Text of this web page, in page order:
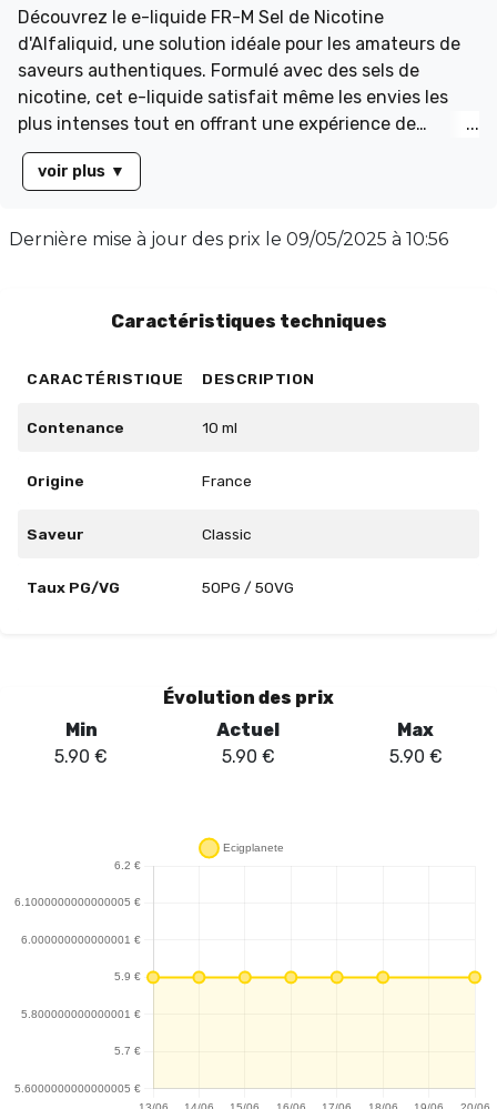
Découvrez le e-liquide FR-M Sel de Nicotine
d'Alfaliquid, une solution idéale pour les amateurs de
saveurs authentiques. Formulé avec des sels de
nicotine, cet e-liquide satisfait même les envies les
plus intenses tout en offrant une expérience de
vapotage douce et efficace. Sa saveur de tabac
authentique évoque le goût et l'arôme des cigarettes
Disponible en flacon de 10 ml, il présente un équilibre
satisfaisante avec FR-M Sel de Nicotine.
voir plus ▼
Dernière mise à jour des prix le 09/05/2025 à 10:56
Caractéristiques techniques
CARACTÉRISTIQUE DESCRIPTION
Contenance 10 ml
Origine France
Saveur Classic
Taux PG/VG 50PG / 50VG
Évolution des prix
Min
5.90 €
Actuel
5.90 €
Max
5.90 €